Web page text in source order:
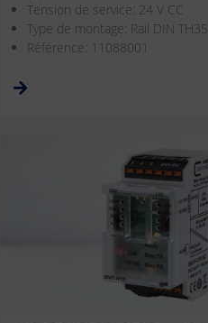
Tension de service: 24 V CC
Type de montage: Rail DIN TH35
Référence: 11088001